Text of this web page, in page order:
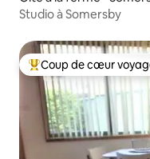
Studio à Somersby
Coups de cœur
Coup de cœur